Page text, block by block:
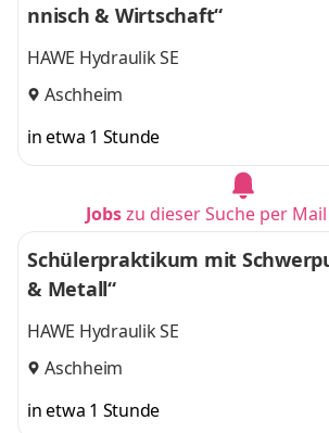
nnisch & Wirtschaft“
HAWE Hydraulik SE
Aschheim
in etwa 1 Stunde
Jobszu dieser Suche per
Schülerpraktikum mit
& Metall“
HAWE Hydraulik SE
Aschheim
in etwa 1 Stunde